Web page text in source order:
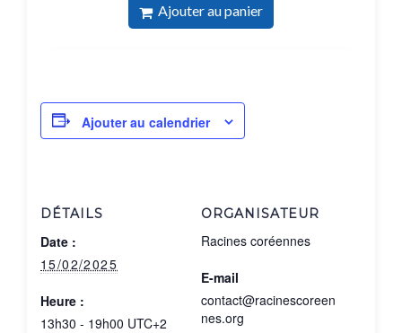
Ajouter au panier
Ajouter au calendrier
DÉTAILS
Date :
15/02/2025
Heure :
13h30 - 19h00 UTC+2
ORGANISATEUR
Racines coréennes
E-mail
contact@racinescoreen
nes.org